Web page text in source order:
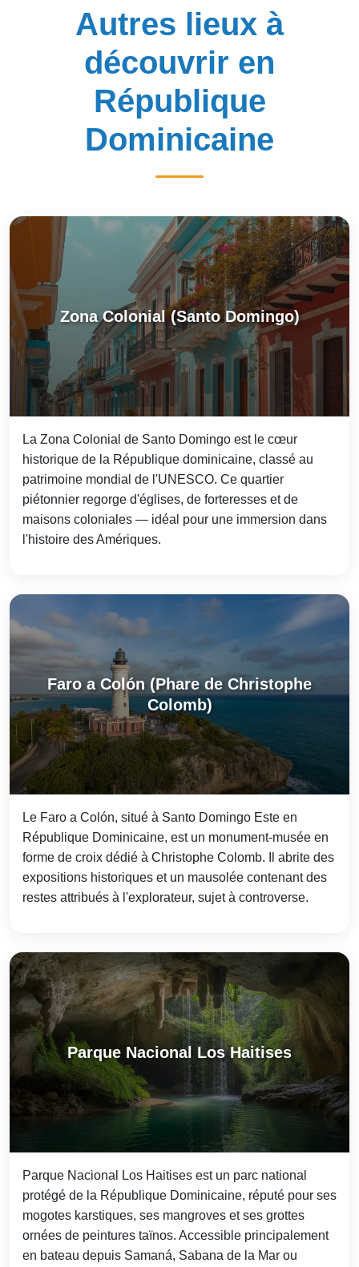
Autres lieux à
découvrir en
République
Dominicaine
Zona Colonial (Santo Domingo)
La Zona Colonial de Santo Domingo est le cœur
historique de la République dominicaine, classé au
patrimoine mondial de l'UNESCO. Ce quartier
piétonnier regorge d'églises, de forteresses et de
maisons coloniales — idéal pour une immersion dans
l'histoire des Amériques.
Faro a Colón (Phare de Christophe
Colomb)
Le Faro a Colón, situé à Santo Domingo Este en
République Dominicaine, est un monument-musée en
forme de croix dédié à Christophe Colomb. Il abrite des
expositions historiques et un mausolée contenant des
restes attribués à l'explorateur, sujet à controverse.
Parque Nacional Los Haitises
Parque Nacional Los Haitises est un parc national
protégé de la République Dominicaine, réputé pour ses
mogotes karstiques, ses mangroves et ses grottes
ornées de peintures taïnos. Accessible principalement
en bateau depuis Samaná, Sabana de la Mar ou